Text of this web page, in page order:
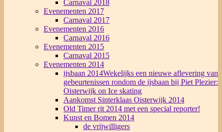
Carnaval 2018
Evenementen 2017
Carnaval 2017
Evenementen 2016
Carnaval 2016
Evenementen 2015
Carnaval 2015
Evenementen 2014
ijsbaan 2014Wekelijks een nieuwe aflevering van
gebeurtenissen rondom de ijsbaan bij Piet Plezier:
Oisterwijk on Ice skating
Aankomst Sinterklaas Oisterwijk 2014
Old Timer rit 2014 met een special reporter!
Kunst en Bomen 2014
de vrijwilligers